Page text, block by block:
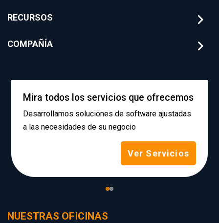
RECURSOS
COMPAÑÍA
Mira todos los servicios que ofrecemos
Desarrollamos soluciones de software ajustadas
a las necesidades de su negocio
Ver Servicios
NUESTRAS OFICINAS